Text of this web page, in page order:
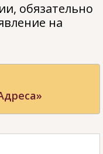
обязательно
на